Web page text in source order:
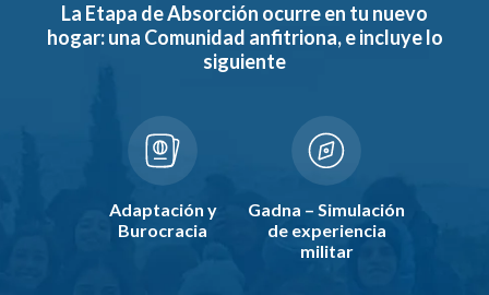
La Etapa de Absorción ocurre en tu nuevo
hogar: una Comunidad anfitriona, e incluye lo
siguiente
Adaptación y
Burocracia
Gadna – Simulación
de experiencia
militar